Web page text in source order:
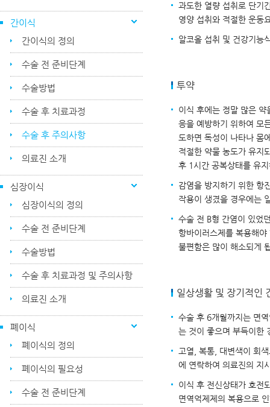
간이식
간이식의 정의
수술 전 준비단계
수술방법
수술 후 치료과정
수술 후 주의사항
의료진 소개
심장이식
심장이식의 정의
수술 전 준비단계
수술방법
수술 후 치료과정 및 주의사항
의료진 소개
폐이식
폐이식의 정의
폐이식의 필요성
수술 전 준비단계
과도한 열량 섭취로 단기
영양 섭취와 적절한 운동
알코올 섭취 및 건강기능
투약
이식 후에는 정말 많은
응을 예방하기 위하여 모
도하면 독성이 나타나 몸
적절한 약물 농도가 유지
후 1시간 공복상태를 유
감염을 방지하기 위한 항
작용이 생겼을 경우에는
수술 전 B형 간염이 있었
항바이러스제를 복용해
불편함은 많이 해소되게
일상생활 및 장기적인
수술 후 6개월까지는 면
는 것이 좋으며 부득이한
고열, 복통, 대변색이 회
에 연락하여 의료진의 지
이식 후 전신상태가 호전
면역억제제의 복용으로